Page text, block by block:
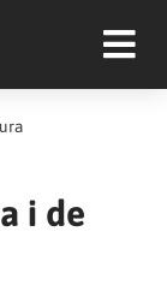
i de